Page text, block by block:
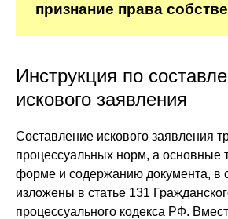
признание права
Инструкция по
искового заявления
Составление искового заявления
процессуальных норм, а основные
форме и содержанию документа, в
изложены в статье 131
процессуального кодекса РФ.